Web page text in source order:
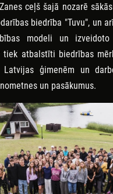
ceļš šajā nozarē
biedrība "Tuvu", un
modeli un
tiek atbalstīti biedrības
Latvijas ģimenēm un
un pasākumus.